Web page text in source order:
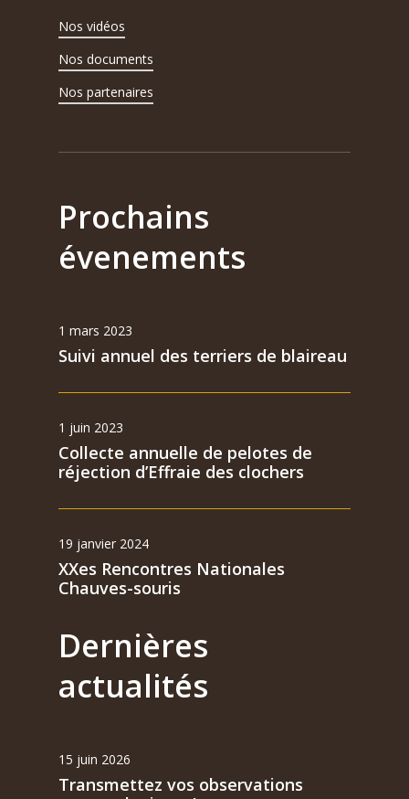
Nos vidéos
Nos documents
Nos partenaires
Prochains
évenements
1 mars 2023
Suivi annuel des terriers de blaireau
1 juin 2023
Collecte annuelle de pelotes de
réjection d’Effraie des clochers
19 janvier 2024
XXes Rencontres Nationales
Chauves-souris
Dernières
actualités
15 juin 2026
Transmettez vos observations